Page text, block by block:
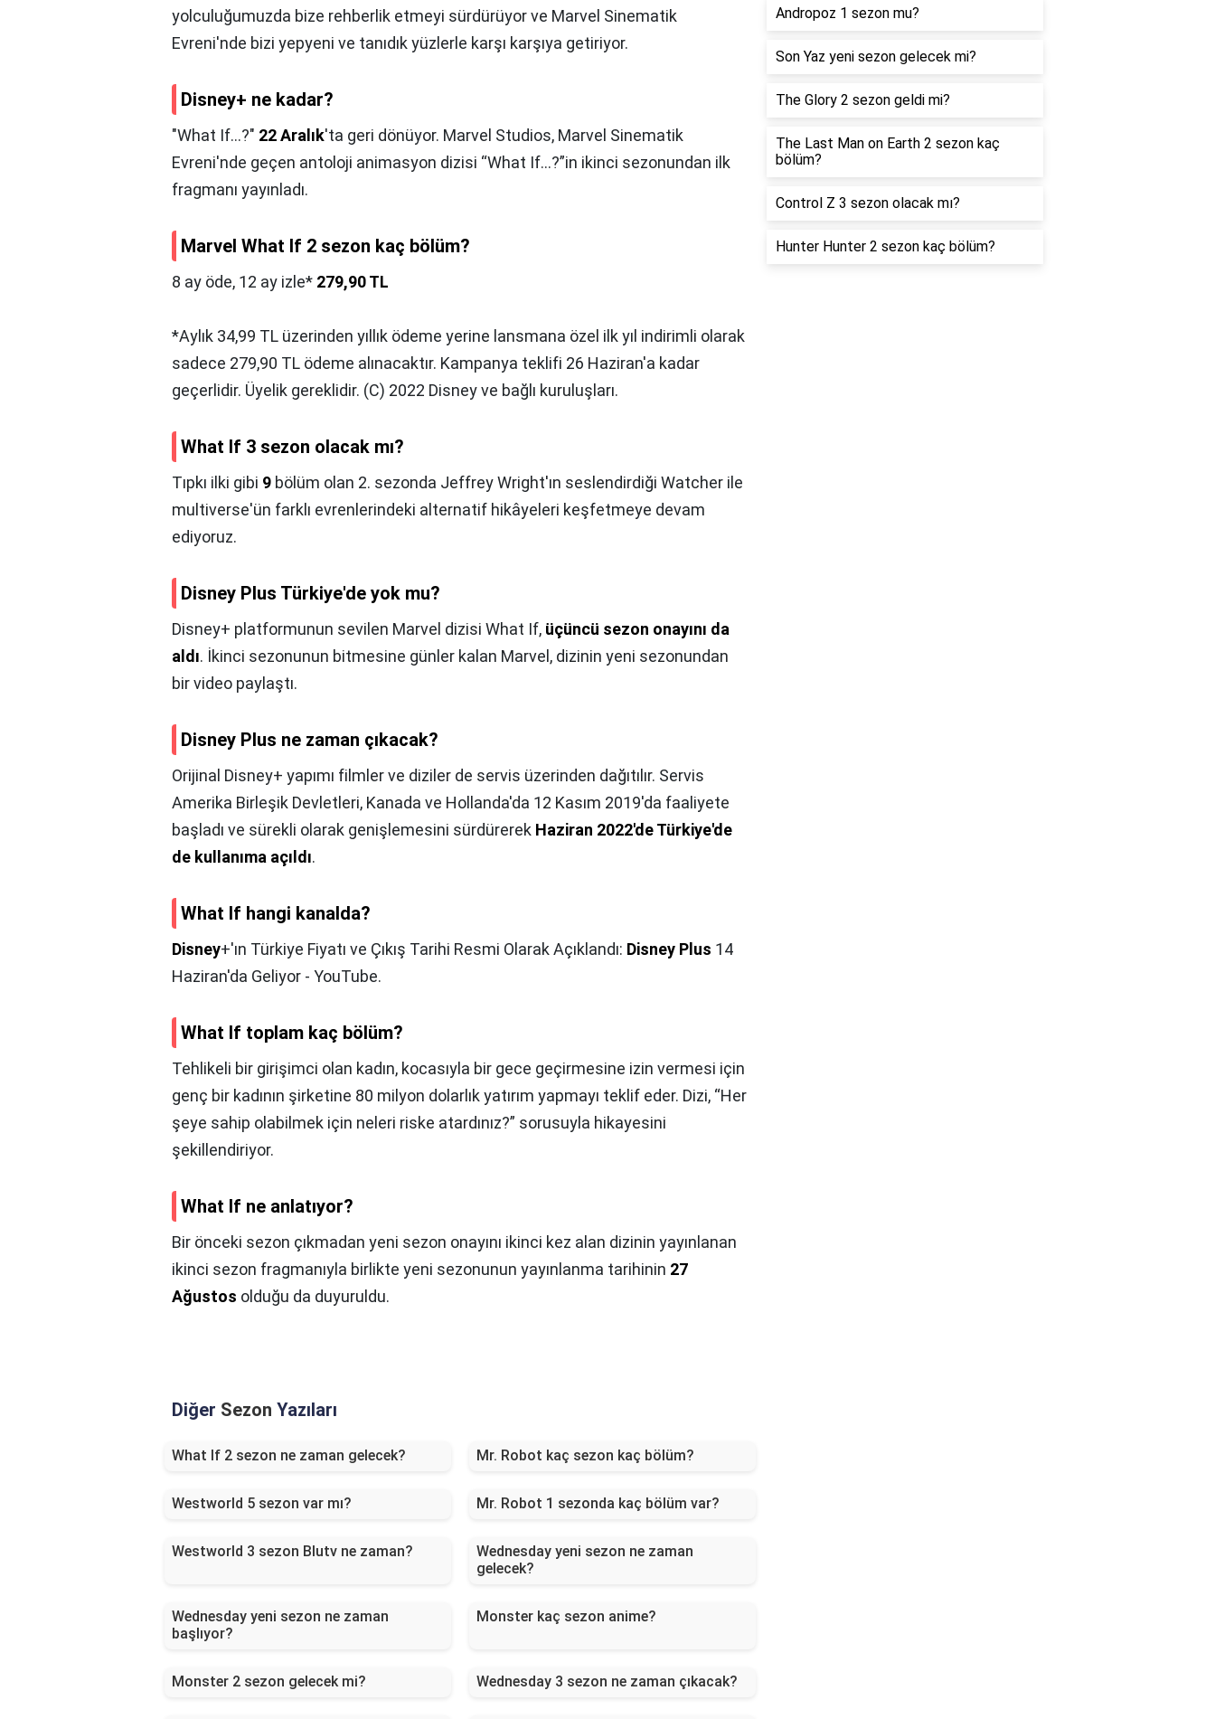
yolculuğumuzda bize rehberlik etmeyi sürdürüyor ve Marvel Sinematik
Evreni'nde bizi yepyeni ve tanıdık yüzlerle karşı karşıya getiriyor.
Disney+ ne kadar?
"What If...?" 22 Aralık'ta geri dönüyor. Marvel Studios, Marvel Sinematik
Evreni'nde geçen antoloji animasyon dizisi “What If…?”in ikinci sezonundan ilk
fragmanı yayınladı.
Marvel What If 2 sezon kaç bölüm?
8 ay öde, 12 ay izle* 279,90 TL
*Aylık 34,99 TL üzerinden yıllık ödeme yerine lansmana özel ilk yıl indirimli olarak
sadece 279,90 TL ödeme alınacaktır. Kampanya teklifi 26 Haziran'a kadar
geçerlidir. Üyelik gereklidir. (C) 2022 Disney ve bağlı kuruluşları.
What If 3 sezon olacak mı?
Tıpkı ilki gibi 9 bölüm olan 2. sezonda Jeffrey Wright'ın seslendirdiği Watcher ile
multiverse'ün farklı evrenlerindeki alternatif hikâyeleri keşfetmeye devam
ediyoruz.
Disney Plus Türkiye'de yok mu?
Disney+ platformunun sevilen Marvel dizisi What If, üçüncü sezon onayını da
aldı. İkinci sezonunun bitmesine günler kalan Marvel, dizinin yeni sezonundan
bir video paylaştı.
Disney Plus ne zaman çıkacak?
Orijinal Disney+ yapımı filmler ve diziler de servis üzerinden dağıtılır. Servis
Amerika Birleşik Devletleri, Kanada ve Hollanda'da 12 Kasım 2019'da faaliyete
başladı ve sürekli olarak genişlemesini sürdürerek Haziran 2022'de Türkiye'de
de kullanıma açıldı.
What If hangi kanalda?
Disney+'ın Türkiye Fiyatı ve Çıkış Tarihi Resmi Olarak Açıklandı: Disney Plus 14
Haziran'da Geliyor - YouTube.
What If toplam kaç bölüm?
Tehlikeli bir girişimci olan kadın, kocasıyla bir gece geçirmesine izin vermesi için
genç bir kadının şirketine 80 milyon dolarlık yatırım yapmayı teklif eder. Dizi, “Her
şeye sahip olabilmek için neleri riske atardınız?” sorusuyla hikayesini
şekillendiriyor.
What If ne anlatıyor?
Bir önceki sezon çıkmadan yeni sezon onayını ikinci kez alan dizinin yayınlanan
ikinci sezon fragmanıyla birlikte yeni sezonunun yayınlanma tarihinin 27
Ağustos olduğu da duyuruldu.
Diğer Sezon Yazıları
What If 2 sezon ne zaman gelecek? Mr. Robot kaç sezon kaç bölüm?
Westworld 5 sezon var mı? Mr. Robot 1 sezonda kaç bölüm var?
Westworld 3 sezon Blutv ne zaman?
Wednesday yeni sezon ne zaman
gelecek?
Wednesday yeni sezon ne zaman
başlıyor?
Monster kaç sezon anime?
Monster 2 sezon gelecek mi? Wednesday 3 sezon ne zaman çıkacak?
Andropoz 1 sezon mu?
Son Yaz yeni sezon gelecek mi?
The Glory 2 sezon geldi mi?
The Last Man on Earth 2 sezon kaç
bölüm?
Control Z 3 sezon olacak mı?
Hunter Hunter 2 sezon kaç bölüm?